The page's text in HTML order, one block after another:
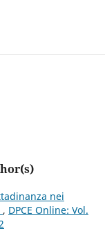
nei
, DPCE Online: Vol.